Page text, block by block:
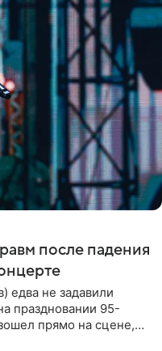
после падения
едва не задавили
праздновании 95-
прямо на сцене,